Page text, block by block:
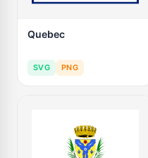
Quebec
SVG PNG